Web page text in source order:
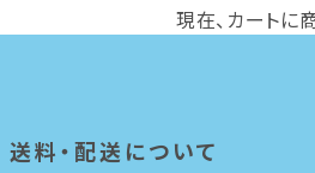
現在、カートに
送料・配送について